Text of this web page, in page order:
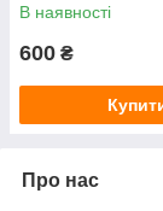
В наявності
600 ₴
Про нас